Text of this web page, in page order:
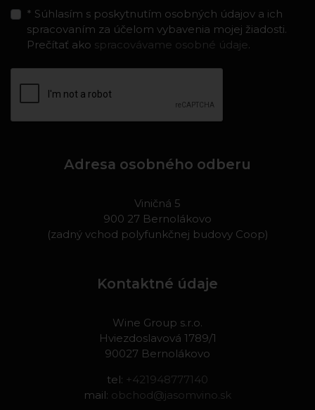
* Súhlasím s poskytnutím osobných údajov a ich
spracovaním za účelom vybavenia mojej žiadosti.
Prečítať ako spracovávame osobné údaje.
Adresa osobného odberu
Viničná 5
900 27 Bernolákovo
(zadný vchod polyfunkčnej budovy Coop)
Kontaktné údaje
Wine Group s.r.o.
Hviezdoslavová 1789/1
90027 Bernolákovo
tel: +421948777140
mail: obchod@jasomvino.sk